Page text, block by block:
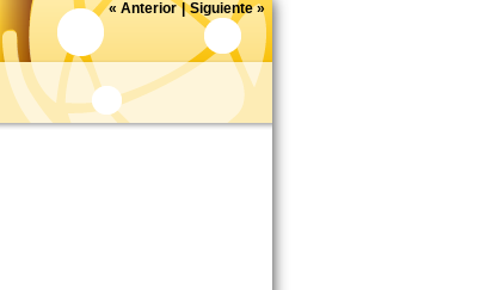
« Anterior|Siguiente»